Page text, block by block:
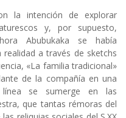
la intención de explorar
y, por supuesto,
Abubukaka se había
a través de sketchs
«La familia tradicional»
de la compañía en una
línea se sumerge en las
que tantas rémoras del